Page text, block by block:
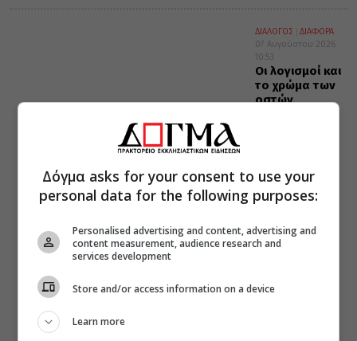
ΔΙΑΛΟΓΟΣ
ΔΙΑΦΟΡΑ
07 Αυγούστου 2026
10:53
Οι λογισμοί και
το χρώμα των
οστών
Δόγμα asks for your consent to use your
personal data for the following purposes:
Personalised advertising and content, advertising and
content measurement, audience research and
services development
Store and/or access information on a device
Learn more